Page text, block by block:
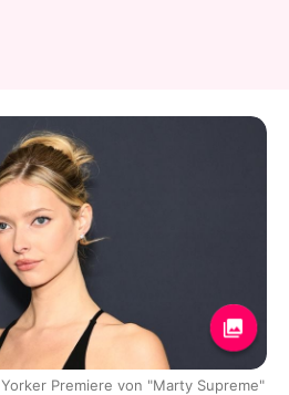
Premiere von "Marty Supreme"